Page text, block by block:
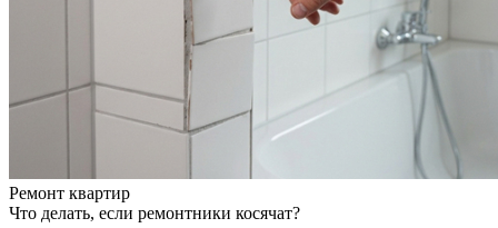
Ремонт квартир
Что делать, если ремонтники косячат?